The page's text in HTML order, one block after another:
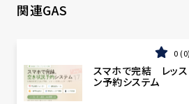
関連GAS
0 0
スマホで完結 レッス
ン予約システム